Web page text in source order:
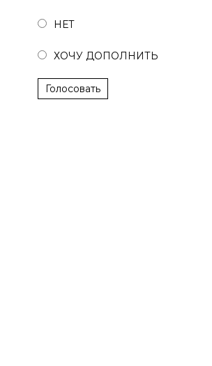
НЕТ
ХОЧУ ДОПОЛНИТЬ
Голосовать